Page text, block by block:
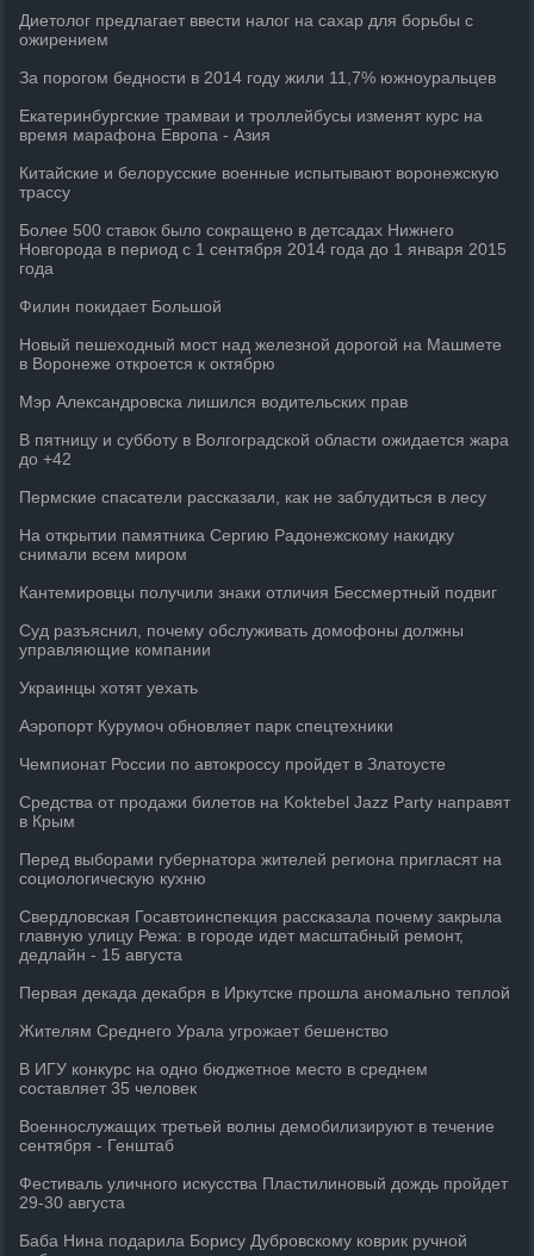
Диетолог предлагает ввести налог на сахар для борьбы с
ожирением
За порогом бедности в 2014 году жили 11,7% южноуральцев
Екатеринбургские трамваи и троллейбусы изменят курс на
время марафона Европа - Азия
Китайские и белорусские военные испытывают воронежскую
трассу
Более 500 ставок было сокращено в детсадах Нижнего
Новгорода в период с 1 сентября 2014 года до 1 января 2015
года
Филин покидает Большой
Новый пешеходный мост над железной дорогой на Машмете
в Воронеже откроется к октябрю
Мэр Александровска лишился водительских прав
В пятницу и субботу в Волгоградской области ожидается жара
до +42
Пермские спасатели рассказали, как не заблудиться в лесу
На открытии памятника Сергию Радонежскому накидку
снимали всем миром
Кантемировцы получили знаки отличия Бессмертный подвиг
Суд разъяснил, почему обслуживать домофоны должны
управляющие компании
Украинцы хотят уехать
Аэропорт Курумоч обновляет парк спецтехники
Чемпионат России по автокроссу пройдет в Златоусте
Средства от продажи билетов на Koktebel Jazz Party направят
в Крым
Перед выборами губернатора жителей региона пригласят на
социологическую кухню
Свердловская Госавтоинспекция рассказала почему закрыла
главную улицу Режа: в городе идет масштабный ремонт,
дедлайн - 15 августа
Первая декада декабря в Иркутске прошла аномально теплой
Жителям Среднего Урала угрожает бешенство
В ИГУ конкурс на одно бюджетное место в среднем
составляет 35 человек
Военнослужащих третьей волны демобилизируют в течение
сентября - Генштаб
Фестиваль уличного искусства Пластилиновый дождь пройдет
29-30 августа
Баба Нина подарила Борису Дубровскому коврик ручной